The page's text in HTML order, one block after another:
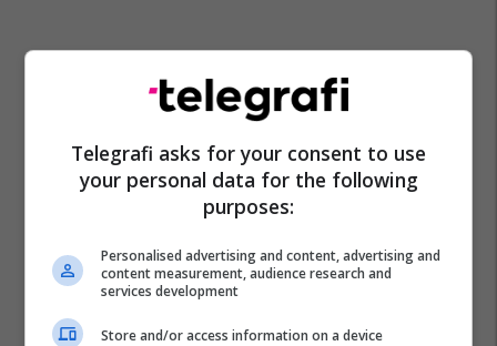
Telegrafi asks for your consent to use
your personal data for the following
purposes:
Personalised advertising and content, advertising and
content measurement, audience research and
services development
Store and/or access information on a device